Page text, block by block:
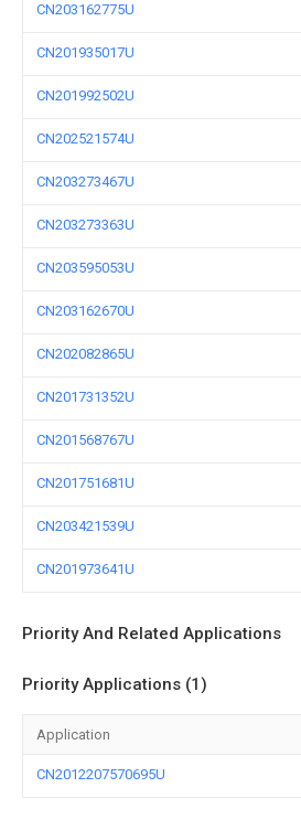
CN203162775U
CN201935017U
CN201992502U
CN202521574U
CN203273467U
CN203273363U
CN203595053U
CN203162670U
CN202082865U
CN201731352U
CN201568767U
CN201751681U
CN203421539U
CN201973641U
Priority And Related Applications
Priority Applications (1)
Application
CN2012207570695U